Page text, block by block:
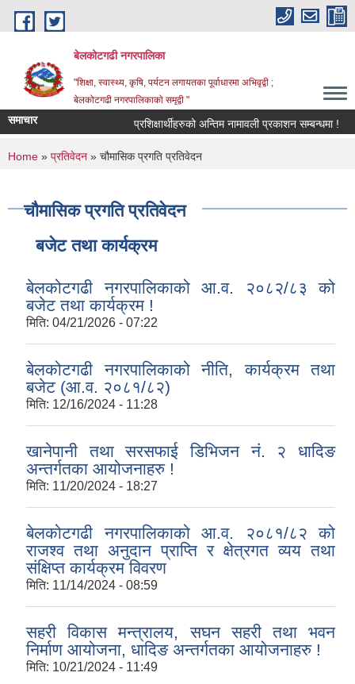
Skip to main content
बेलकोटगढी नगरपालिका
"शिक्षा, स्वास्थ्य, कृषि, पर्यटन लगायतका पूर्वाधारमा अभिवृद्वी ;
बेलकोटगढी नगरपालिकाको समृद्वी "
समाचार प्रशिक्षार्थीहरुको अन्तिम नामावली प्रकाशन सम्बन्धमा !
You are here
Home » प्रतिवेदन » चौमासिक प्रगति प्रतिवेदन
चौमासिक प्रगति प्रतिवेदन
बजेट तथा कार्यक्रम
बेलकोटगढी नगरपालिकाको आ.व. २०८२/८३ को
बजेट तथा कार्यक्रम !
मिति: 04/21/2026 - 07:22
बेलकोटगढी नगरपालिकाको नीति, कार्यक्रम तथा
बजेट (आ.व. २०८१/८२)
मिति: 12/16/2024 - 11:28
खानेपानी तथा सरसफाई डिभिजन नं. २ धादिङ
अन्तर्गतका आयोजनाहरु !
मिति: 11/20/2024 - 18:27
बेलकोटगढी नगरपालिकाको आ.व. २०८१/८२ को
राजश्व तथा अनुदान प्राप्ति र क्षेत्रगत व्यय तथा
संक्षिप्त कार्यक्रम विवरण
मिति: 11/14/2024 - 08:59
सहरी विकास मन्त्रालय, सघन सहरी तथा भवन
निर्माण आयोजना, धादिङ अन्तर्गतका आयोजनाहरु !
मिति: 10/21/2024 - 11:49